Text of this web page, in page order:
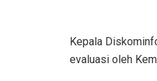
Kepala
evaluasi oleh